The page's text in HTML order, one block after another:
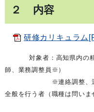
２ 内容
研修カリキュラム
対象者：高知県内の
師、業務調整員※）
※連絡調整、
全般を行う者（職種は問いま